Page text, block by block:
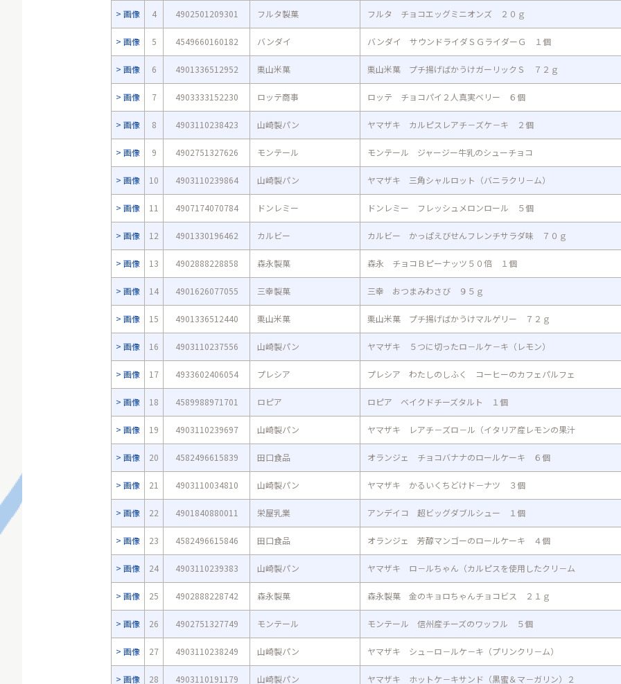
画像 4 4902501209301 フルタ製菓 フルタ チョコエッグミニオンズ ２０ｇ
画像 5 4549660160182 バンダイ バンダイ サウンドライダＳＧライダーＧ １個
画像 6 4901336512952 栗山米菓 栗山米菓 プチ揚げばかうけガーリックＳ ７２ｇ
画像 7 4903333152230 ロッテ商事 ロッテ チョコパイ２人真実ベリー ６個
画像 8 4903110238423 山崎製パン ヤマザキ カルピスレアチ－ズケ－キ ２個
画像 9 4902751327626 モンテール モンテール ジャージー牛乳のシューチョコ
画像 10 4903110239864 山崎製パン ヤマザキ 三角シャルロット（バニラクリ－ム）
画像 11 4907174070784 ドンレミー ドンレミー フレッシュメロンロール ５個
画像 12 4901330196462 カルビー カルビー かっぱえびせんフレンチサラダ味 ７０ｇ
画像 13 4902888228858 森永製菓 森永 チョコＢピーナッツ５０倍 １個
画像 14 4901626077055 三幸製菓 三幸 おつまみわさび ９５ｇ
画像 15 4901336512440 栗山米菓 栗山米菓 プチ揚げばかうけマルゲリー ７２ｇ
画像 16 4903110237556 山崎製パン ヤマザキ ５つに切ったロ－ルケ－キ（レモン）
画像 17 4933602406054 プレシア プレシア わたしのしふく コーヒーのカフェパルフェ
画像 18 4589988971701 ロピア ロピア ベイクドチーズタルト １個
画像 19 4903110239697 山崎製パン ヤマザキ レアチ－ズロ－ル（イタリア産レモンの果汁
画像 20 4582496615839 田口食品 オランジェ チョコバナナのロールケーキ ６個
画像 21 4903110034810 山崎製パン ヤマザキ かるいくちどけド－ナツ ３個
画像 22 4901840880011 栄屋乳業 アンデイコ 超ビッグダブルシュー １個
画像 23 4582496615846 田口食品 オランジェ 芳醇マンゴーのロールケーキ ４個
画像 24 4903110239383 山崎製パン ヤマザキ ロ－ルちゃん（カルピスを使用したクリ－ム
画像 25 4902888228742 森永製菓 森永製菓 金のキョロちゃんチョコビス ２１ｇ
画像 26 4902751327749 モンテール モンテール 信州産チーズのワッフル ５個
画像 27 4903110238249 山崎製パン ヤマザキ シュ－ロ－ルケ－キ（プリンクリ－ム）
画像 28 4903110191179 山崎製パン ヤマザキ ホットケ－キサンド（黒蜜＆マ－ガリン）２